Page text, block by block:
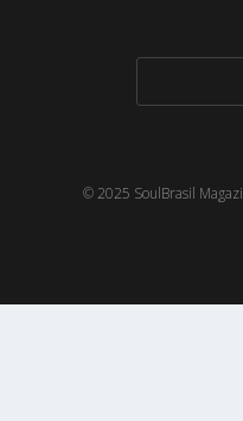
© 2025 SoulBrasil